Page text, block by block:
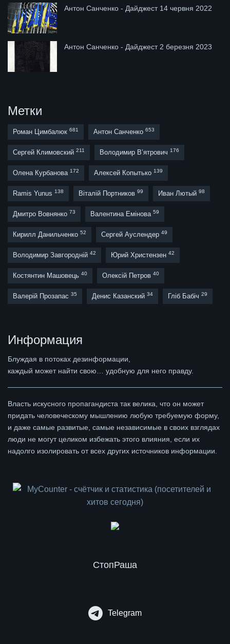
Антон Санченко - Дайджест 14 червня 2022
Антон Санченко - Дайджест 2 березня 2023
Метки
Роман Цимбалюк 681 Антон Санченко 653
Сергей Климовский 211 Володимир В’ятрович 176
Олена Курбанова 172 Алексей Копытько 139
Ramis Yunus 138 Віталій Портников 99 Иван Лютый 98
Дмитро Вовнянко 73 Валентина Емінова 59
Кирилл Данильченко 52 Сергей Ауслендер 49
Володимир Завгородній 42 Юрий Христензен 42
Костянтин Машовець 40 Олексій Петров 40
Валерій Прозапас 35 Денис Казанский 34 Гліб Бабіч 29
Информация
Блуждая в потоках дезинформации,
каждый может найти свою… удобную для него правду.
Власть искусного пропагандиста так велика, что он может
придать человеческому мышлению любую требуемую форму,
и даже самые развитые, самые независимые в своих взглядах
люди не могут целиком избежать этого влияния, если их
надолго изолировать от всех других источников информации.
СтопРаша
Telegram